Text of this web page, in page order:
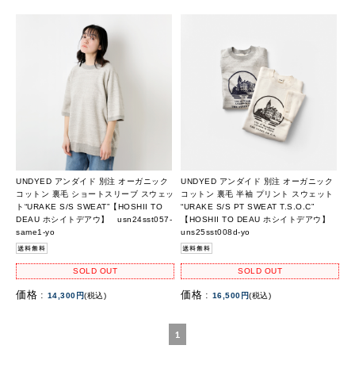
UNDYED アンダイド 別注 オーガニック
コットン 裏毛 ショートスリーブ スウェッ
ト“URAKE S/S SWEAT”【HOSHII TO
DEAU ホシイトデアウ】 usn24sst057-
same1-yo
SOLD OUT
価格 : 14,300円(税込)
UNDYED アンダイド 別注 オーガニック
コットン 裏毛 半袖 プリント スウェット
“URAKE S/S PT SWEAT T.S.O.C”
【HOSHII TO DEAU ホシイトデアウ】
uns25sst008d-yo
SOLD OUT
価格 : 16,500円(税込)
1